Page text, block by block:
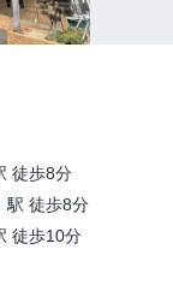
徒歩8分
駅 徒歩8分
徒歩10分